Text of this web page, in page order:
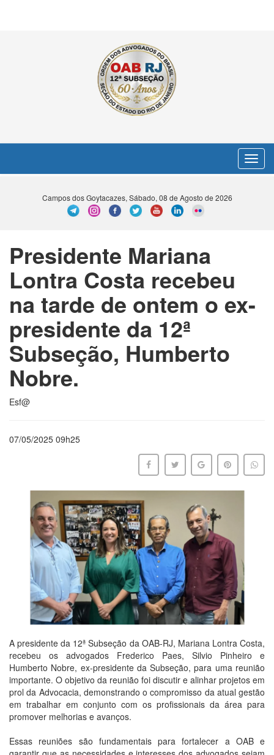
Toggle
Campos dos Goytacazes, Sábado, 08 de Agosto de 2026
Presidente Mariana
Lontra Costa recebeu
na tarde de ontem o ex-
presidente da 12ª
Subseção, Humberto
Nobre.
Esf@
07/05/2025 09h25
A presidente da 12ª Subseção da OAB-RJ, Mariana Lontra Costa,
recebeu os advogados Frederico Paes, Silvio Pinheiro e
Humberto Nobre, ex-presidente da Subseção, para uma reunião
importante. O objetivo da reunião foi discutir e alinhar projetos em
prol da Advocacia, demonstrando o compromisso da atual gestão
em trabalhar em conjunto com os profissionais da área para
promover melhorias e avanços.
Essas reuniões são fundamentais para fortalecer a OAB e